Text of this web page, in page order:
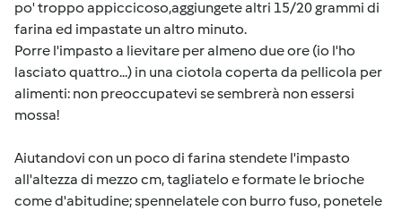
po' troppo appiccicoso,aggiungete altri 15/20 grammi di
farina ed impastate un altro minuto.
Porre l'impasto a lievitare per almeno due ore (io l'ho
lasciato quattro...) in una ciotola coperta da pellicola per
alimenti: non preoccupatevi se sembrerà non essersi
mossa!
Aiutandovi con un poco di farina stendete l'impasto
all'altezza di mezzo cm, tagliatelo e formate le brioche
come d'abitudine; spennelatele con burro fuso, ponetele